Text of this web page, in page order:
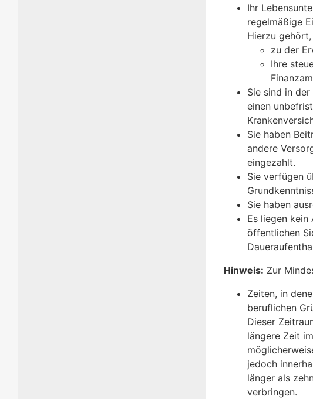
Ihr
regelmäßige
Hierzu
zu der
Ihre
Sie sind in
einen
Sie haben
andere
eingezahlt.
Sie verfügen
Sie haben
Es liegen kein
öffentlichen
Hinweis: Zur
Zeiten, in
beruflichen
Dieser
längere Zeit
jedoch
länger als
verbringen.